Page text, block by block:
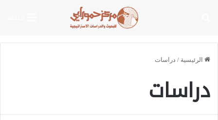
الرئيسية / دراسات
دراسات